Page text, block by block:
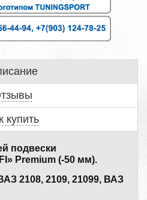
купить
подвески
Premium (-50 мм).
2108, 2109, 21099, ВАЗ